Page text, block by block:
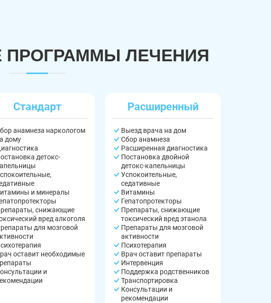
ПРОГРАММЫ ЛЕЧЕНИЯ
Стандарт
анамнеза наркологом
дому
детокс-
и минералы
снижающие
вред алкоголя
для мозговой
оставит необходимые
и
Расширенный
Выезд врача на дом
Сбор анамнеза
Расширенная диагностика
Постановка двойной
детокс-капельницы
Успокоительные,
седативные
Витамины
Гепатопротекторы
Препараты, снижающие
токсический вред этанола
Препараты для мозговой
активности
Психотерапия
Врач оставит препараты
Интервенция
Поддержка родственников
Транспортировка
Консультации и
рекомендации